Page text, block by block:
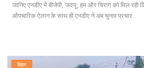
जानिए एनडीए में बीजेपी, जदयू, हम और चिराग को मिल रही
औपचारिक ऐलान के साथ ही एनडीए ने अब चुनाव प्रचार...
बिहार